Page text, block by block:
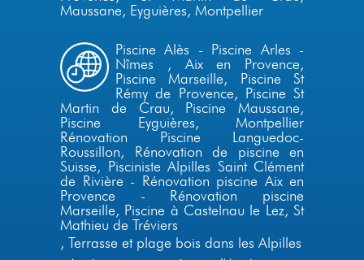
Maussane, Eyguières, Montpellier
Piscine Alès - Piscine Arles -
Nîmes , Aix en Provence,
Piscine Marseille, Piscine St
Rémy de Provence, Piscine St
Martin de Crau, Piscine Maussane,
Piscine Eyguières, Montpellier
Rénovation Piscine Languedoc-
Roussillon, Rénovation de piscine en
Suisse, Pisciniste Alpilles Saint Clément
de Rivière - Rénovation piscine Aix en
Provence - Rénovation piscine
Marseille, Piscine à Castelnau le Lez, St
Mathieu de Tréviers
, Terrasse et plage bois dans les Alpilles